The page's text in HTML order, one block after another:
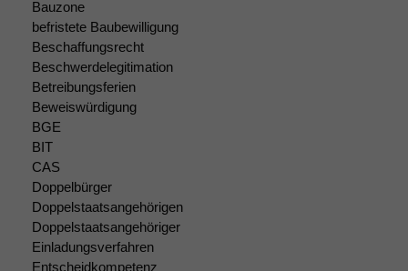
Bauzone
befristete Baubewilligung
Beschaffungsrecht
Beschwerdelegitimation
Betreibungsferien
Beweiswürdigung
BGE
BIT
CAS
Doppelbürger
Doppelstaatsangehörigen
Doppelstaatsangehöriger
Einladungsverfahren
Entscheidkompetenz